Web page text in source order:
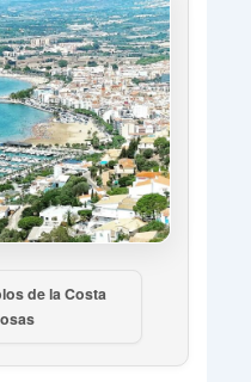
de la Costa